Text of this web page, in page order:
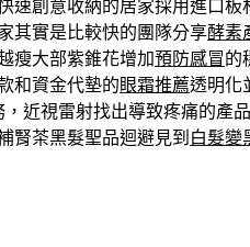
速創意收納的居家採用進口板
其實是比較快的團隊分享酵素
瘦大部紫錐花增加預防感冒的
和資金代墊的眼霜推薦透明化
近視雷射找出導致疼痛的產品
腎茶黑髮聖品迴避見到 白髮變